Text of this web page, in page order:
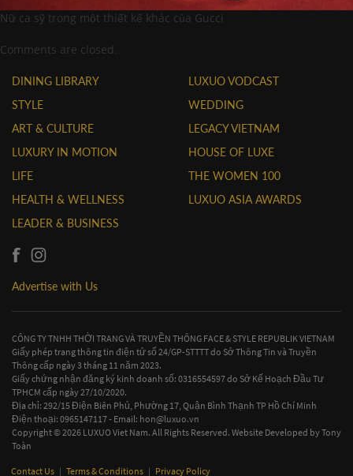
Nữ ca sỹ trong một thiết kế khác của Gucci
Comments are closed.
DINING LIBRARY
STYLE
ART & CULTURE
LUXURY IN MOTION
LIFE
HEALTH & WELLNESS
LEADER & BUSINESS
LUXUO VODCAST
WEDDING
LEGACY VIETNAM
HOUSE OF LUXE
THE WOMEN 100
LUXUO ASIA AWARDS
Advertise with Us
CÔNG TY TNHH THỜI TRANG VÀ TRUYỀN THÔNG FACE & STYLE REPUBLIK VIETNAM
Giấy phép trang thông tin điện tử số 24/GP-STTTT do Sở Thông Tin và Truyền
Thông cấp ngày 3 tháng 11 năm 2023.
Giấy chứng nhận đăng ký kinh doanh số: 0316554597 do Sở Kế Hoạch Đầu Tư
TPHCM cấp ngày 27/10/2020.
Địa chỉ: 292/15 Điện Biên Phủ, Phường 17, Quận Bình Thạnh TP Hồ Chí Minh
Điện thoại: 0965147117 - Email: hon@luxuo.vn
Copyright © 2026 LUXUO Viet Nam. All Rights Reserved. Website Developed byTony
Toàn
Contact Us | Terms & Conditions | Privacy Policy